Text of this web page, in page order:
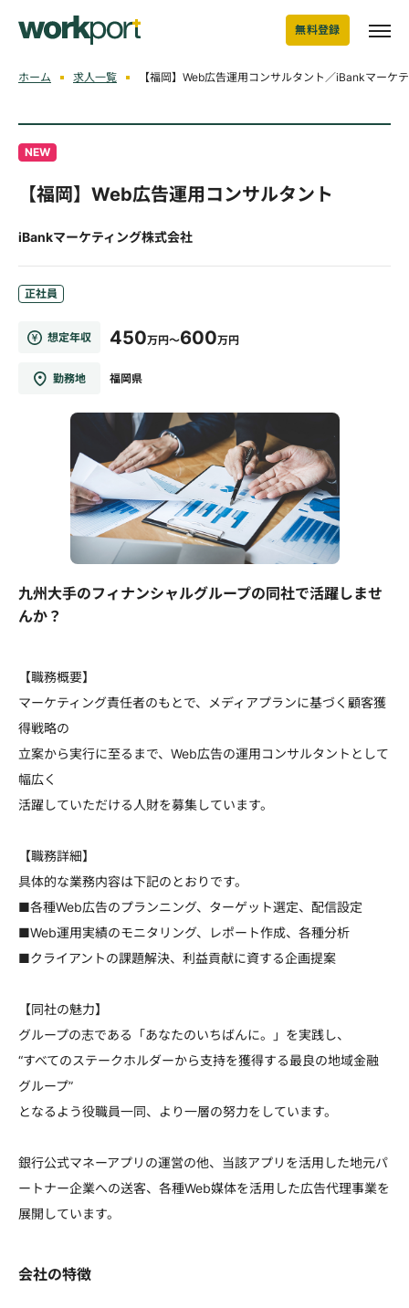
無料登録
ホーム 求人一覧 【福岡】Web広告運用コンサルタント／iBankマーケ
NEW
【福岡】Web広告運用コンサルタント
iBankマーケティング株式会社
正社員
想定年収 450万円～600万円
勤務地 福岡県
九州大手のフィナンシャルグループの同社で活躍しませ
んか？
【職務概要】
マーケティング責任者のもとで、メディアプランに基づく顧客獲
得戦略の
立案から実行に至るまで、Web広告の運用コンサルタントとして
幅広く
活躍していただける人財を募集しています。
【職務詳細】
具体的な業務内容は下記のとおりです。
■各種Web広告のプランニング、ターゲット選定、配信設定
■Web運用実績のモニタリング、レポート作成、各種分析
■クライアントの課題解決、利益貢献に資する企画提案
【同社の魅力】
グループの志である「あなたのいちばんに。」を実践し、
“すべてのステークホルダーから支持を獲得する最良の地域金融
グループ”
となるよう役職員一同、より一層の努力をしています。
銀行公式マネーアプリの運営の他、当該アプリを活用した地元パ
ートナー企業への送客、各種Web媒体を活用した広告代理事業を
展開しています。
会社の特徴